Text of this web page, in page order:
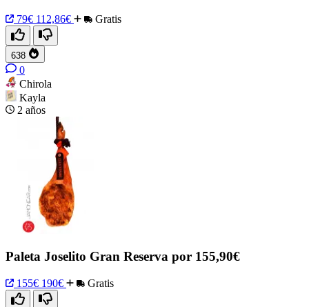
79€ 112,86€ Gratis
638
0
Chirola
Kayla
2 años
Paleta Joselito Gran Reserva por 155,90€
155€ 190€ Gratis